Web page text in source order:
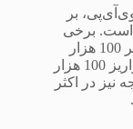
بر
است. برخی
منابع حداقل واریز را 15 هزار تومان و برخی دیگر 100 هزار
تومان ذکر کرده‌اند. به نظر می‌رسد که حداقل واریز 100 هزار
نیز در اکثر